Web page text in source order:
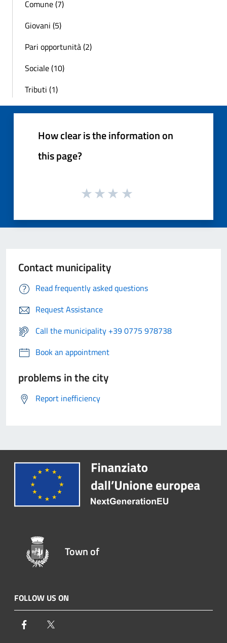
Comune (7)
Giovani (5)
Pari opportunità (2)
Sociale (10)
Tributi (1)
How clear is the information on
this page?
Contact municipality
Read frequently asked questions
Request Assistance
Call the municipality +39 0775 978738
Book an appointment
problems in the city
Report inefficiency
Town of
FOLLOW US ON
Facebook